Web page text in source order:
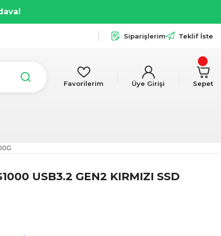
Siparişlerim Teklif İste
Favorilerim Üye Girişi Sepet
USB3.2 GEN2 KIRMIZI SSD